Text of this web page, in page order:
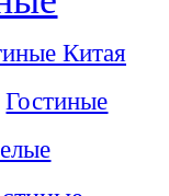
Китая
Гостиные